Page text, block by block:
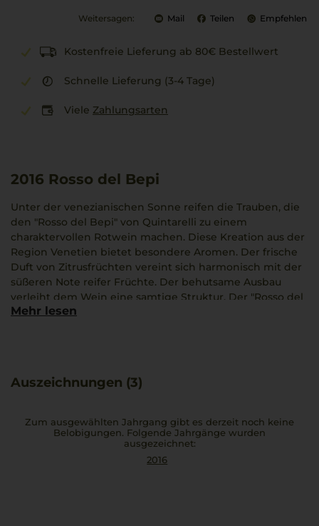
Weitersagen: Mail Teilen Empfehlen
Kostenfreie Lieferung ab 80€ Bestellwert
Schnelle Lieferung (3-4 Tage)
Viele Zahlungsarten
2016 Rosso del Bepi
Unter der venezianischen Sonne reifen die Trauben, die
den "Rosso del Bepi" von Quintarelli zu einem
charaktervollen Rotwein machen. Diese Kreation aus der
Region Venetien bietet besondere Aromen. Der frische
Duft von Zitrusfrüchten vereint sich harmonisch mit der
süßeren Note reifer Früchte. Der behutsame Ausbau
verleiht dem Wein eine samtige Struktur. Der "Rosso del
Bepi" zeigt, dass großer Wein durch kontinuierliche
seiner kreativen Qualität. In Kombination mit feiner
geboten, das die Sinne gefangennimmt.
Mehr lesen
Auszeichnungen (3)
Zum ausgewählten Jahrgang gibt es derzeit noch keine
Belobigungen. Folgende Jahrgänge wurden
ausgezeichnet:
2016